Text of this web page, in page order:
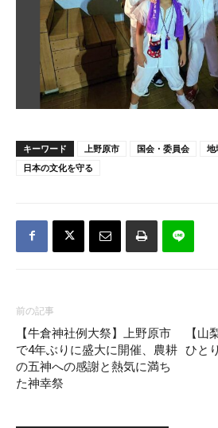
キーワード 上野原市 国会・委員会 地
日本の文化を守る
前の記事
【牛倉神社例大祭】上野原市
で4年ぶりに盛大に開催、農耕
の五神への感謝と熱気に満ち
た神幸祭
【山
ひと